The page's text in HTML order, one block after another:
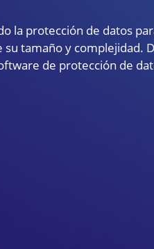
la protección de datos
tamaño y complejidad.
de protección de